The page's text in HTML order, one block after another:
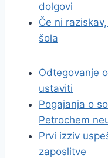
dolgovi
Če ni
šola
Odtegovanje
ustaviti
Pogajanja o
Petrochem
Prvi izziv
zaposlitve